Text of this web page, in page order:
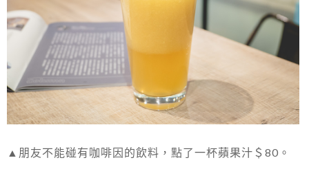
▲朋友不能碰有咖啡因的飲料，點了一杯蘋果汁＄80。